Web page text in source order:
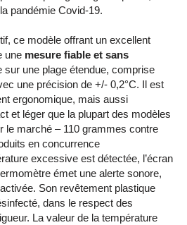
pandémie Covid-19.
ce modèle offrant un excellent
une mesure fiable et sans
sur une plage étendue, comprise
une précision de +/- 0,2°C. Il est
ergonomique, mais aussi
et léger que la plupart des modèles
le marché – 110 grammes contre
en concurrence
excessive est détectée, l’écran
émet une alerte sonore,
Son revêtement plastique
dans le respect des
La valeur de la température